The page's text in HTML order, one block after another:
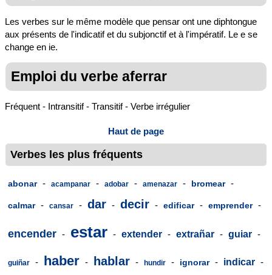
Les verbes sur le même modèle que pensar ont une diphtongue
aux présents de l'indicatif et du subjonctif et à l'impératif. Le e se
change en ie.
Emploi du verbe aferrar
Fréquent - Intransitif - Transitif - Verbe irrégulier
Haut de page
Verbes les plus fréquents
abonar - acampanar - adobar - amenazar - bromear -
calmar - cansar - dar - decir - edificar - emprender -
encender - estar - extender - extrañar - guiar -
guiñar - haber - hablar - hundir - ignorar - indicar -